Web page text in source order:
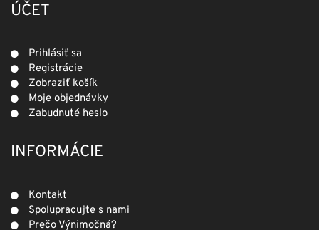
ÚČET
Prihlásiť sa
Registrácie
Zobraziť košík
Moje objednávky
Zabudnuté heslo
INFORMÁCIE
Kontakt
Spolupracujte s nami
Prečo Výnimočná?